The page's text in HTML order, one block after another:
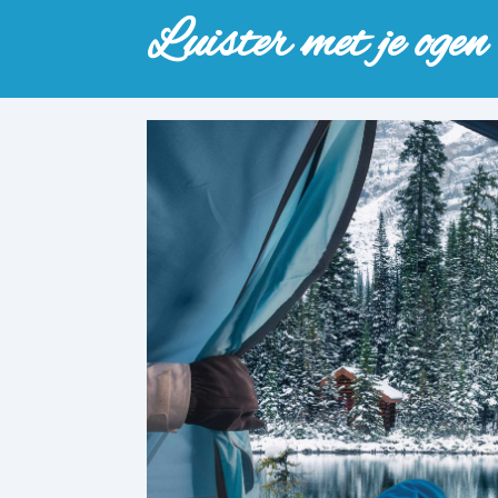
Luister met je ogen